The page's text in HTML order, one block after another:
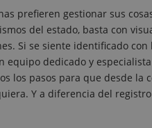
prefieren gestionar sus
del estado, basta con
Si se siente identificado
equipo dedicado y
los pasos para que desde la
Y a diferencia del